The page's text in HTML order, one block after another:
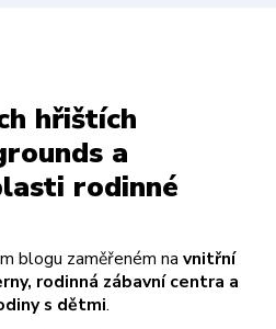
hřištích
a
rodinné
blogu zaměřeném na vnitřní
rodinná zábavní centra a
s dětmi.